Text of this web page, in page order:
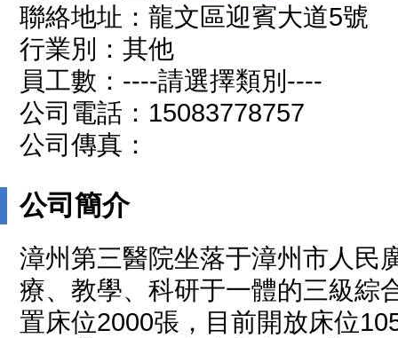
聯絡地址：龍文區迎賓大道5號
行業別：其他
員工數：----請選擇類別----
公司電話：15083778757
公司傳真：
公司簡介
漳州第三醫院坐落于漳州市人民
療、教學、科研于一體的三級綜
置床位2000張，目前開放床位